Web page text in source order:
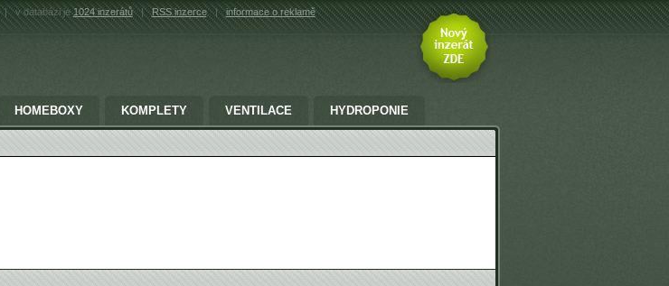
| v databázi je1024 inzerátů | RSS inzerce | informace o reklamě
HOMEBOXY KOMPLETY VENTILACE HYDROPONIE